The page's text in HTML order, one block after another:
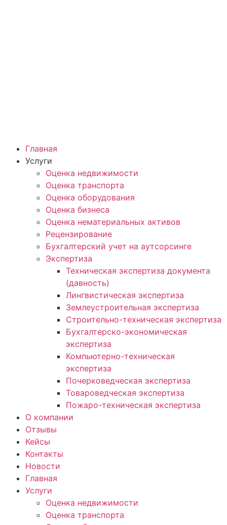
Главная
Услуги
Оценка недвижимости
Оценка транспорта
Оценка оборудования
Оценка бизнеса
Оценка нематериальных активов
Рецензирование
Бухгалтерский учет на аутсорсинге
Экспертиза
Техническая экспертиза документа
(давность)
Лингвистическая экспертиза
Землеустроительная экспертиза
Строительно-техническая экспертиза
Бухгалтерско-экономическая
экспертиза
Компьютерно-техническая
экспертиза
Почерковедческая экспертиза
Товароведческая экспертиза
Пожаро-техническая экспертиза
О компании
Отзывы
Кейсы
Контакты
Новости
Главная
Услуги
Оценка недвижимости
Оценка транспорта